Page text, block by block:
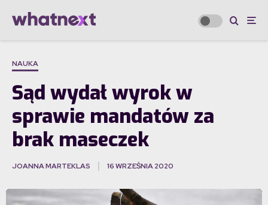
NAUKA
Sąd wydał wyrok w
sprawie mandatów za
brak maseczek
JOANNA MARTEKLAS 16 WRZEŚNIA 2020